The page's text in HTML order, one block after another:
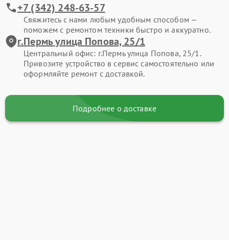
+7 (342) 248-63-57
Свяжитесь с нами любым удобным способом —
поможем с ремонтом техники быстро и аккуратно.
г.Пермь улица Попова, 25/1
Центральный офис: г.Пермь улица Попова, 25/1.
Привозите устройство в сервис самостоятельно или
оформляйте ремонт с доставкой.
Подробнее о доставке